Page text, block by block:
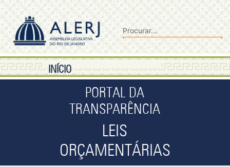
INÍCIO
PORTAL DA
TRANSPARÊNCIA
LEIS
ORÇAMENTÁRIAS